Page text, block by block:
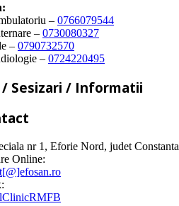
– 0766079544
– 0730080327
– 0790732570
– 0724220495
/ Sesizari / Informatii
nr 1, Eforie Nord, judet Constanta
Online: